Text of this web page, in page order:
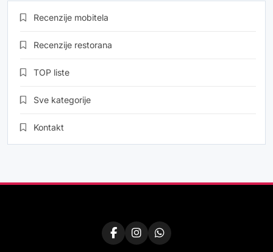
Recenzije mobitela
Recenzije restorana
TOP liste
Sve kategorije
Kontakt